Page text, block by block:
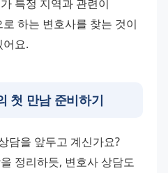
특정 지역과 관련이
하는 변호사를 찾는 것이
요.
첫 만남 준비하기
담을 앞두고 계신가요?
정리하듯, 변호사 상담도